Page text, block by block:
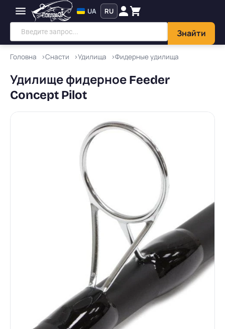
Знайти
UA RU
Головна Снасти Удилища Фидерные удилища
Удилище фидерное Feeder
Concept Pilot